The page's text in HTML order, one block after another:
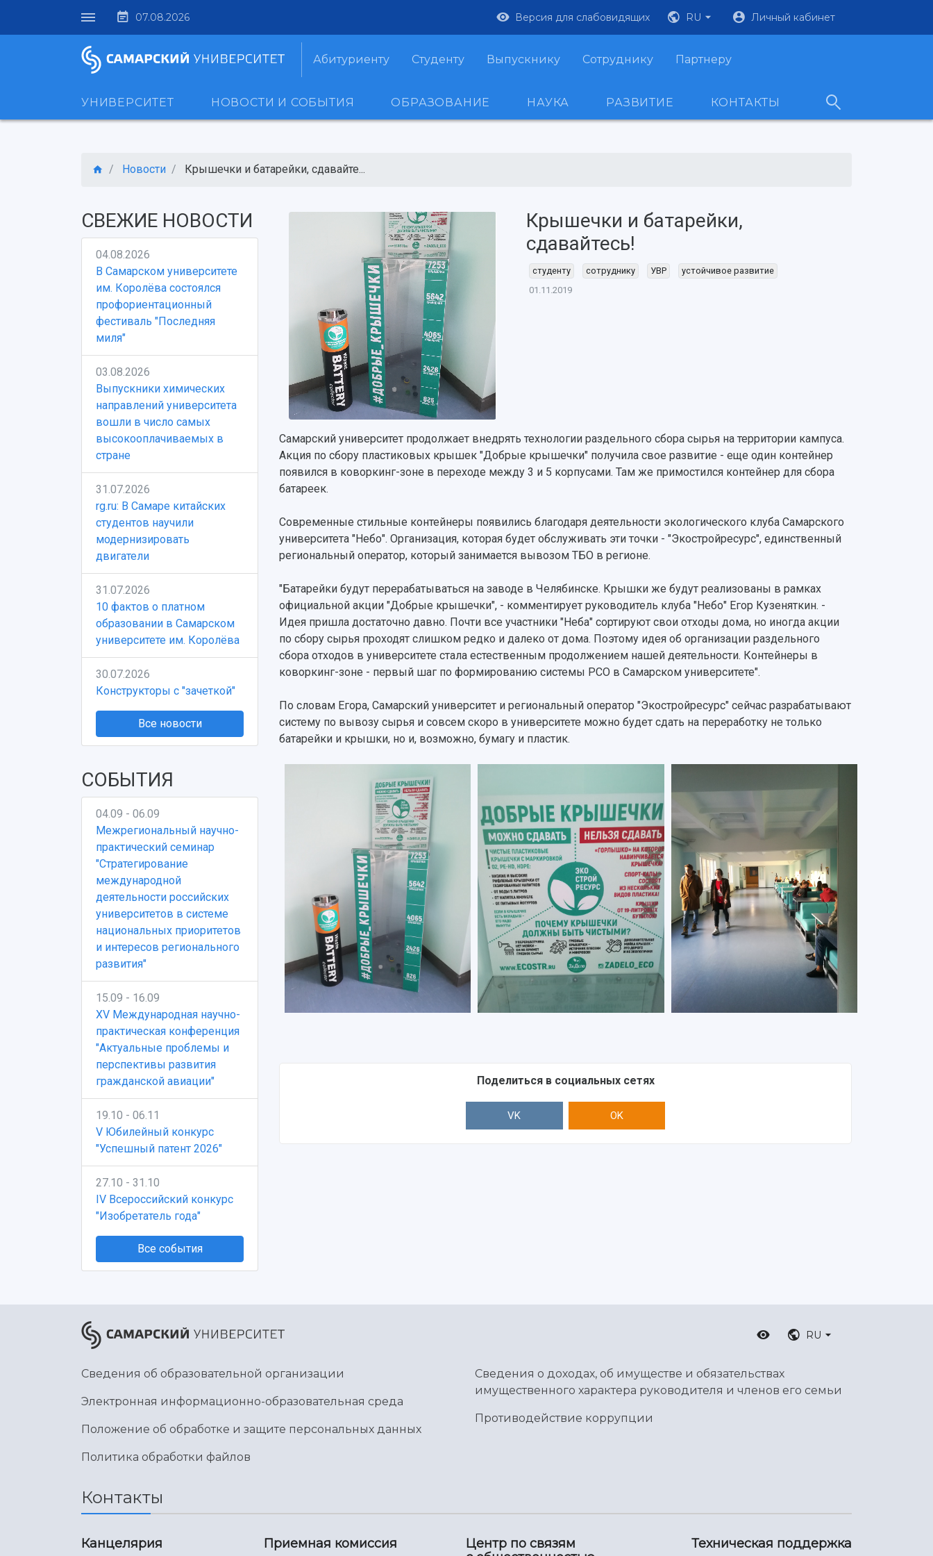
07.08.2026 Версия для слабовидящих RU Личный кабинет
Абитуриенту Студенту Выпускнику Сотруднику Партнеру
УНИВЕРСИТЕТ НОВОСТИ И СОБЫТИЯ ОБРАЗОВАНИЕ НАУКА РАЗВИТИЕ КОНТАКТЫ
Новости Крышечки и батарейки, сдавайте...
СВЕЖИЕ НОВОСТИ
04.08.2026
В Самарском университете
им. Королёва состоялся
профориентационный
фестиваль "Последняя
миля"
03.08.2026
Выпускники химических
направлений университета
вошли в число самых
высокооплачиваемых в
стране
31.07.2026
rg.ru: В Самаре китайских
студентов научили
модернизировать
двигатели
31.07.2026
10 фактов о платном
образовании в Самарском
университете им. Королёва
30.07.2026
Конструкторы с "зачеткой"
Все новости
СОБЫТИЯ
04.09 - 06.09
Межрегиональный научно-
практический семинар
"Стратегирование
международной
деятельности российских
университетов в системе
национальных приоритетов
и интересов регионального
развития"
15.09 - 16.09
XV Международная научно-
практическая конференция
"Актуальные проблемы и
перспективы развития
гражданской авиации"
19.10 - 06.11
V Юбилейный конкурс
"Успешный патент 2026"
27.10 - 31.10
IV Всероссийский конкурс
"Изобретатель года"
Все события
Крышечки и батарейки,
сдавайтесь!
студенту сотруднику УВР
устойчивое развитие
01.11.2019
Самарский университет продолжает внедрять технологии раздельного сбора сырья на территории кампуса.
Акция по сбору пластиковых крышек "Добрые крышечки" получила свое развитие - еще один контейнер
появился в коворкинг-зоне в переходе между 3 и 5 корпусами. Там же примостился контейнер для сбора
батареек.
Современные стильные контейнеры появились благодаря деятельности экологического клуба Самарского
университета "Небо". Организация, которая будет обслуживать эти точки - "Экостройресурс", единственный
региональный оператор, который занимается вывозом ТБО в регионе.
"Батарейки будут перерабатываться на заводе в Челябинске. Крышки же будут реализованы в рамках
официальной акции "Добрые крышечки", - комментирует руководитель клуба "Небо" Егор Кузеняткин. -
Идея пришла достаточно давно. Почти все участники "Неба" сортируют свои отходы дома, но иногда акции
по сбору сырья проходят слишком редко и далеко от дома. Поэтому идея об организации раздельного
сбора отходов в университете стала естественным продолжением нашей деятельности. Контейнеры в
коворкинг-зоне - первый шаг по формированию системы РСО в Самарском университете".
По словам Егора, Самарский университет и региональный оператор "Экостройресурс" сейчас разрабатывают
систему по вывозу сырья и совсем скоро в университете можно будет сдать на переработку не только
батарейки и крышки, но и, возможно, бумагу и пластик.
Поделиться в социальных сетях
VK OK
RU
Сведения об образовательной организации
Электронная информационно-образовательная среда
Положение об обработке и защите персональных данных
Политика обработки файлов
Сведения о доходах, об имуществе и обязательствах
имущественного характера руководителя и членов его семьи
Противодействие коррупции
Контакты
Канцелярия Приемная комиссия
Центр по связям
Техническая поддержка